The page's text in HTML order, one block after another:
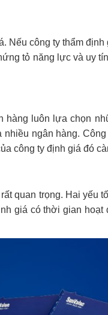
Nếu công ty thẩm
tỏ năng lực và uy
hàng luôn lựa chọn
ngân hàng.
công ty định giá đó
quan trọng. Hai yếu
giá có thời gian hoạt